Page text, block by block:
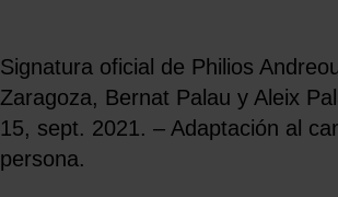
Signatura oficial de Philios
Zaragoza, Bernat Palau y Aleix
15, sept. 2021. – Adaptación al
persona.